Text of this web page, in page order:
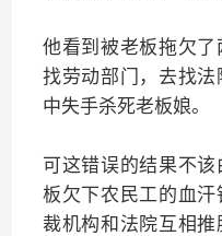
他看到被老板拖欠
找劳动部门，去找
中失手杀死老板娘。
可这错误的结果不
板欠下农民工的血
裁机构和法院互相